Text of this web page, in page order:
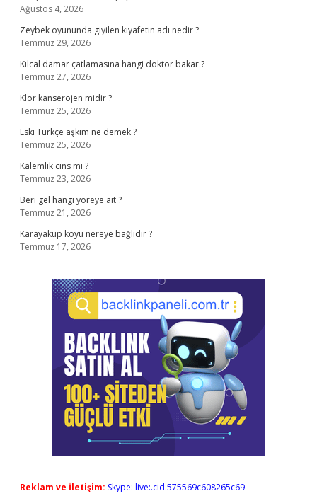
Ağustos 4, 2026
Zeybek oyununda giyilen kıyafetin adı nedir ?
Temmuz 29, 2026
Kılcal damar çatlamasına hangi doktor bakar ?
Temmuz 27, 2026
Klor kanserojen midir ?
Temmuz 25, 2026
Eski Türkçe aşkım ne demek ?
Temmuz 25, 2026
Kalemlik cins mi ?
Temmuz 23, 2026
Beri gel hangi yöreye ait ?
Temmuz 21, 2026
Karayakup köyü nereye bağlıdır ?
Temmuz 17, 2026
Reklam ve İletişim: Skype: live:.cid.575569c608265c69